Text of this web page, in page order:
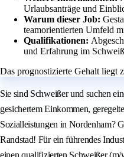
Urlaubsanträge und
Warum dieser Job:
teamorientierten Umfeld
Qualifikationen:
und Erfahrung im
Das prognostizierte Gehalt liegt
Sie sind Schweißer und suchen
gesichertem Einkommen,
Sozialleistungen in Nordenham?
Randstad! Für ein führendes